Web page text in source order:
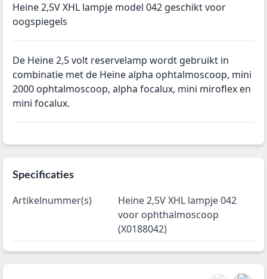
Heine 2,5V XHL lampje model 042 geschikt voor
oogspiegels
De Heine 2,5 volt reservelamp wordt gebruikt in
combinatie met de Heine alpha ophtalmoscoop, mini
2000 ophtalmoscoop, alpha focalux, mini miroflex en
mini focalux.
Specificaties
Artikelnummer(s)
Heine 2,5V XHL lampje 042
voor ophthalmoscoop
(X0188042)